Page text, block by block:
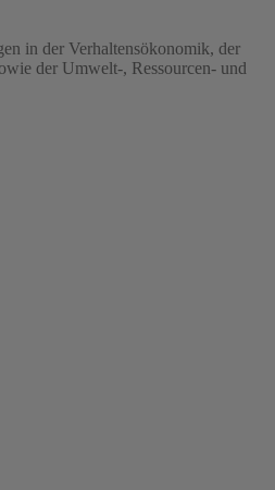
in der Verhaltensökonomik, der
der Umwelt-, Ressourcen- und